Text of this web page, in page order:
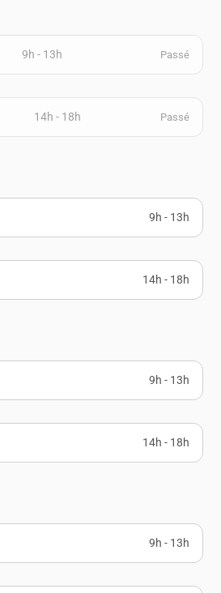
9h - 13h Passé
14h - 18h Passé
9h - 13h
14h - 18h
9h - 13h
14h - 18h
9h - 13h